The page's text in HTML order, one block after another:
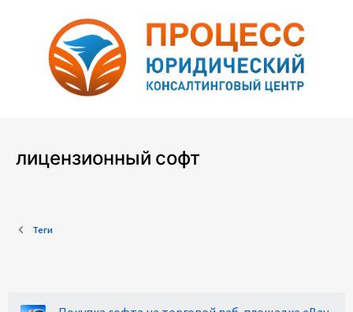
лицензионный софт
Теги